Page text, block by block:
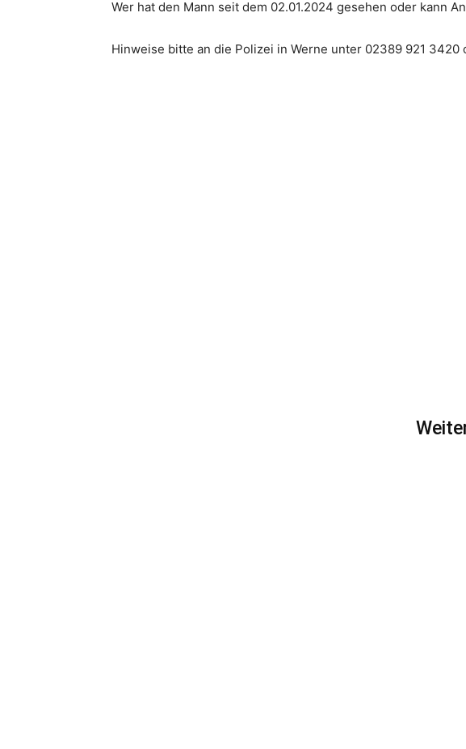
Wer hat den Mann seit dem 02.01.2024 gesehen oder kann
Hinweise bitte an die Polizei in Werne unter 02389 921